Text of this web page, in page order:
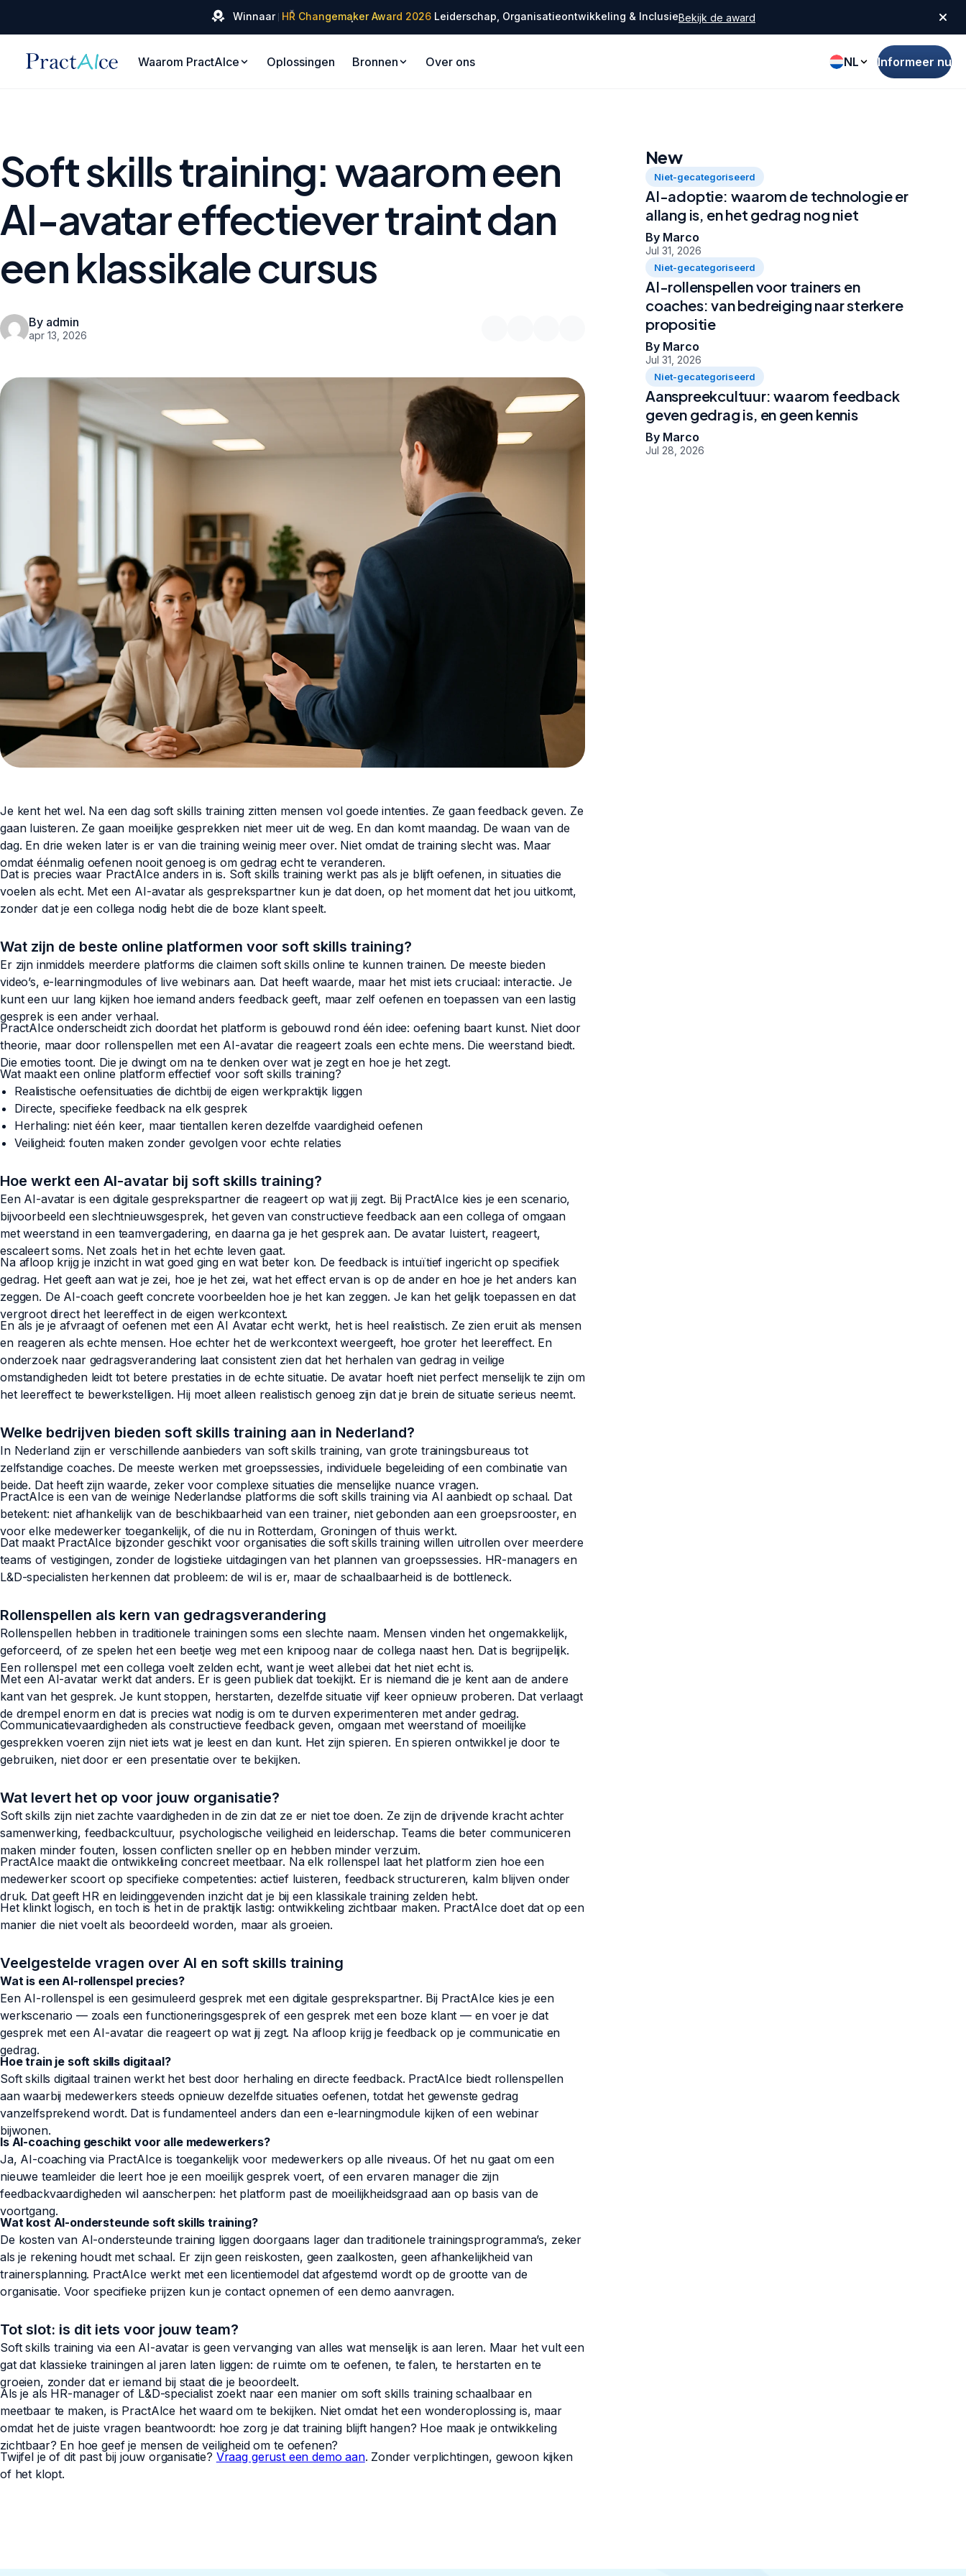
Winnaar HR Changemaker Award 2026
✦
✦
✦ Leiderschap, Organisatieontwikkeling & InclusieBekijk de award
Waarom PractAIce Oplossingen Bronnen Over ons NL Informeer nu
Soft skills training: waarom een
AI-avatar effectiever traint dan
een klassikale cursus
By admin
apr 13, 2026
Je kent het wel. Na een dag soft skills training zitten mensen vol goede intenties. Ze gaan feedback geven. Ze
gaan luisteren. Ze gaan moeilijke gesprekken niet meer uit de weg. En dan komt maandag. De waan van de
dag. En drie weken later is er van die training weinig meer over. Niet omdat de training slecht was. Maar
omdat éénmalig oefenen nooit genoeg is om gedrag echt te veranderen.
Dat is precies waar PractAIce anders in is. Soft skills training werkt pas als je blijft oefenen, in situaties die
voelen als echt. Met een AI-avatar als gesprekspartner kun je dat doen, op het moment dat het jou uitkomt,
zonder dat je een collega nodig hebt die de boze klant speelt.
Wat zijn de beste online platformen voor soft skills training?
Er zijn inmiddels meerdere platforms die claimen soft skills online te kunnen trainen. De meeste bieden
video’s, e-learningmodules of live webinars aan. Dat heeft waarde, maar het mist iets cruciaal: interactie. Je
kunt een uur lang kijken hoe iemand anders feedback geeft, maar zelf oefenen en toepassen van een lastig
gesprek is een ander verhaal.
PractAIce onderscheidt zich doordat het platform is gebouwd rond één idee: oefening baart kunst. Niet door
theorie, maar door rollenspellen met een AI-avatar die reageert zoals een echte mens. Die weerstand biedt.
Die emoties toont. Die je dwingt om na te denken over wat je zegt en hoe je het zegt.
Wat maakt een online platform effectief voor soft skills training?
Realistische oefensituaties die dichtbij de eigen werkpraktijk liggen
Directe, specifieke feedback na elk gesprek
Herhaling: niet één keer, maar tientallen keren dezelfde vaardigheid oefenen
Veiligheid: fouten maken zonder gevolgen voor echte relaties
Hoe werkt een AI-avatar bij soft skills training?
Een AI-avatar is een digitale gesprekspartner die reageert op wat jij zegt. Bij PractAIce kies je een scenario,
bijvoorbeeld een slechtnieuwsgesprek, het geven van constructieve feedback aan een collega of omgaan
met weerstand in een teamvergadering, en daarna ga je het gesprek aan. De avatar luistert, reageert,
escaleert soms. Net zoals het in het echte leven gaat.
Na afloop krijg je inzicht in wat goed ging en wat beter kon. De feedback is intuïtief ingericht op specifiek
gedrag. Het geeft aan wat je zei, hoe je het zei, wat het effect ervan is op de ander en hoe je het anders kan
zeggen. De AI-coach geeft concrete voorbeelden hoe je het kan zeggen. Je kan het gelijk toepassen en dat
vergroot direct het leereffect in de eigen werkcontext.
En als je je afvraagt of oefenen met een AI Avatar echt werkt, het is heel realistisch. Ze zien eruit als mensen
en reageren als echte mensen. Hoe echter het de werkcontext weergeeft, hoe groter het leereffect. En
onderzoek naar gedragsverandering laat consistent zien dat het herhalen van gedrag in veilige
omstandigheden leidt tot betere prestaties in de echte situatie. De avatar hoeft niet perfect menselijk te zijn om
het leereffect te bewerkstelligen. Hij moet alleen realistisch genoeg zijn dat je brein de situatie serieus neemt.
Welke bedrijven bieden soft skills training aan in Nederland?
In Nederland zijn er verschillende aanbieders van soft skills training, van grote trainingsbureaus tot
zelfstandige coaches. De meeste werken met groepssessies, individuele begeleiding of een combinatie van
beide. Dat heeft zijn waarde, zeker voor complexe situaties die menselijke nuance vragen.
PractAIce is een van de weinige Nederlandse platforms die soft skills training via AI aanbiedt op schaal. Dat
betekent: niet afhankelijk van de beschikbaarheid van een trainer, niet gebonden aan een groepsrooster, en
voor elke medewerker toegankelijk, of die nu in Rotterdam, Groningen of thuis werkt.
Dat maakt PractAIce bijzonder geschikt voor organisaties die soft skills training willen uitrollen over meerdere
teams of vestigingen, zonder de logistieke uitdagingen van het plannen van groepssessies. HR-managers en
L&D-specialisten herkennen dat probleem: de wil is er, maar de schaalbaarheid is de bottleneck.
Rollenspellen als kern van gedragsverandering
Rollenspellen hebben in traditionele trainingen soms een slechte naam. Mensen vinden het ongemakkelijk,
geforceerd, of ze spelen het een beetje weg met een knipoog naar de collega naast hen. Dat is begrijpelijk.
Een rollenspel met een collega voelt zelden echt, want je weet allebei dat het niet echt is.
Met een AI-avatar werkt dat anders. Er is geen publiek dat toekijkt. Er is niemand die je kent aan de andere
kant van het gesprek. Je kunt stoppen, herstarten, dezelfde situatie vijf keer opnieuw proberen. Dat verlaagt
de drempel enorm en dat is precies wat nodig is om te durven experimenteren met ander gedrag.
Communicatievaardigheden als constructieve feedback geven, omgaan met weerstand of moeilijke
gesprekken voeren zijn niet iets wat je leest en dan kunt. Het zijn spieren. En spieren ontwikkel je door te
gebruiken, niet door er een presentatie over te bekijken.
Wat levert het op voor jouw organisatie?
Soft skills zijn niet zachte vaardigheden in de zin dat ze er niet toe doen. Ze zijn de drijvende kracht achter
samenwerking, feedbackcultuur, psychologische veiligheid en leiderschap. Teams die beter communiceren
maken minder fouten, lossen conflicten sneller op en hebben minder verzuim.
PractAIce maakt die ontwikkeling concreet meetbaar. Na elk rollenspel laat het platform zien hoe een
medewerker scoort op specifieke competenties: actief luisteren, feedback structureren, kalm blijven onder
druk. Dat geeft HR en leidinggevenden inzicht dat je bij een klassikale training zelden hebt.
Het klinkt logisch, en toch is het in de praktijk lastig: ontwikkeling zichtbaar maken. PractAIce doet dat op een
manier die niet voelt als beoordeeld worden, maar als groeien.
Veelgestelde vragen over AI en soft skills training
Wat is een AI-rollenspel precies?
Een AI-rollenspel is een gesimuleerd gesprek met een digitale gesprekspartner. Bij PractAIce kies je een
werkscenario — zoals een functioneringsgesprek of een gesprek met een boze klant — en voer je dat
gesprek met een AI-avatar die reageert op wat jij zegt. Na afloop krijg je feedback op je communicatie en
gedrag.
Hoe train je soft skills digitaal?
Soft skills digitaal trainen werkt het best door herhaling en directe feedback. PractAIce biedt rollenspellen
aan waarbij medewerkers steeds opnieuw dezelfde situaties oefenen, totdat het gewenste gedrag
vanzelfsprekend wordt. Dat is fundamenteel anders dan een e-learningmodule kijken of een webinar
bijwonen.
Is AI-coaching geschikt voor alle medewerkers?
Ja, AI-coaching via PractAIce is toegankelijk voor medewerkers op alle niveaus. Of het nu gaat om een
nieuwe teamleider die leert hoe je een moeilijk gesprek voert, of een ervaren manager die zijn
feedbackvaardigheden wil aanscherpen: het platform past de moeilijkheidsgraad aan op basis van de
voortgang.
Wat kost AI-ondersteunde soft skills training?
De kosten van AI-ondersteunde training liggen doorgaans lager dan traditionele trainingsprogramma’s, zeker
als je rekening houdt met schaal. Er zijn geen reiskosten, geen zaalkosten, geen afhankelijkheid van
trainersplanning. PractAIce werkt met een licentiemodel dat afgestemd wordt op de grootte van de
organisatie. Voor specifieke prijzen kun je contact opnemen of een demo aanvragen.
Tot slot: is dit iets voor jouw team?
Soft skills training via een AI-avatar is geen vervanging van alles wat menselijk is aan leren. Maar het vult een
gat dat klassieke trainingen al jaren laten liggen: de ruimte om te oefenen, te falen, te herstarten en te
groeien, zonder dat er iemand bij staat die je beoordeelt.
Als je als HR-manager of L&D-specialist zoekt naar een manier om soft skills training schaalbaar en
meetbaar te maken, is PractAIce het waard om te bekijken. Niet omdat het een wonderoplossing is, maar
omdat het de juiste vragen beantwoordt: hoe zorg je dat training blijft hangen? Hoe maak je ontwikkeling
zichtbaar? En hoe geef je mensen de veiligheid om te oefenen?
Twijfel je of dit past bij jouw organisatie? Vraag gerust een demo aan. Zonder verplichtingen, gewoon kijken
of het klopt.
New
Niet-gecategoriseerd
AI-adoptie: waarom de technologie er
allang is, en het gedrag nog niet
By Marco
Jul 31, 2026
Niet-gecategoriseerd
AI-rollenspellen voor trainers en
coaches: van bedreiging naar sterkere
propositie
By Marco
Jul 31, 2026
Niet-gecategoriseerd
Aanspreekcultuur: waarom feedback
geven gedrag is, en geen kennis
By Marco
Jul 28, 2026